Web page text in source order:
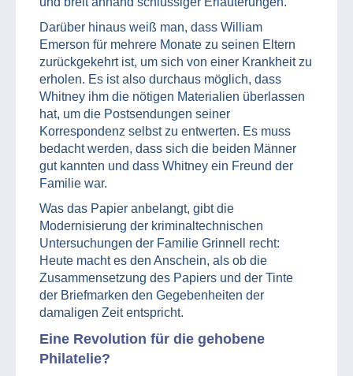
Darüber hinaus weiß man, dass William
Emerson für mehrere Monate zu seinen Eltern
zurückgekehrt ist, um sich von einer Krankheit zu
erholen. Es ist also durchaus möglich, dass
Whitney ihm die nötigen Materialien überlassen
hat, um die Postsendungen seiner
Korrespondenz selbst zu entwerten. Es muss
bedacht werden, dass sich die beiden Männer
gut kannten und dass Whitney ein Freund der
Familie war.
Was das Papier anbelangt, gibt die
Modernisierung der kriminaltechnischen
Untersuchungen der Familie Grinnell recht:
Heute macht es den Anschein, als ob die
Zusammensetzung des Papiers und der Tinte
der Briefmarken den Gegebenheiten der
damaligen Zeit entspricht.
Eine Revolution für die gehobene
Philatelie?